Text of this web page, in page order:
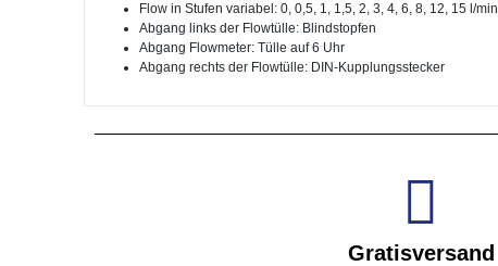
Flow in Stufen variabel: 0, 0,5, 1, 1,5, 2, 3, 4, 6, 8, 12, 15 l/min
Abgang links der Flowtülle: Blindstopfen
Abgang Flowmeter: Tülle auf 6 Uhr
Abgang rechts der Flowtülle: DIN-Kupplungsstecker
Gratisversand